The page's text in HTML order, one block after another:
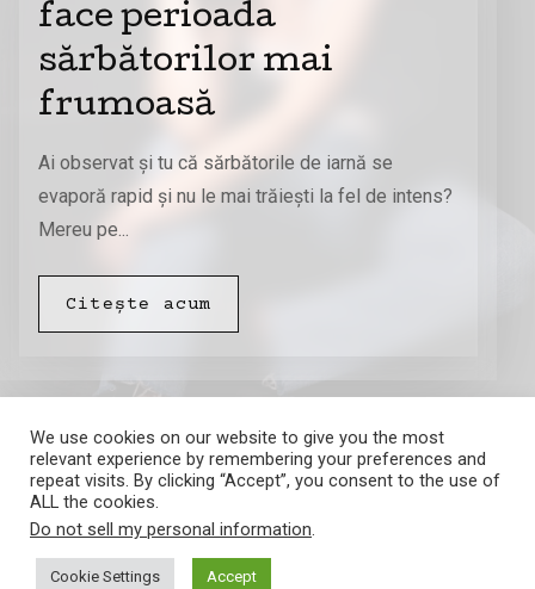
face perioada
sărbătorilor mai
frumoasă
Ai observat și tu că sărbătorile de iarnă se
evaporă rapid și nu le mai trăiești la fel de intens?
Mereu pe...
Citește acum
Amalia Barna
We use cookies on our website to give you the most
relevant experience by remembering your preferences and
repeat visits. By clicking “Accept”, you consent to the use of
ALL the cookies.
Do not sell my personal information.
Cookie Settings Accept